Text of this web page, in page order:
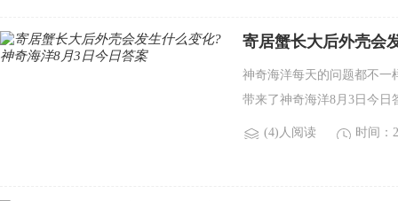
寄居蟹长大后外壳会
神奇海洋每天的问题都不一
带来了神奇海洋8月3日今日
(4)人阅读 时间：